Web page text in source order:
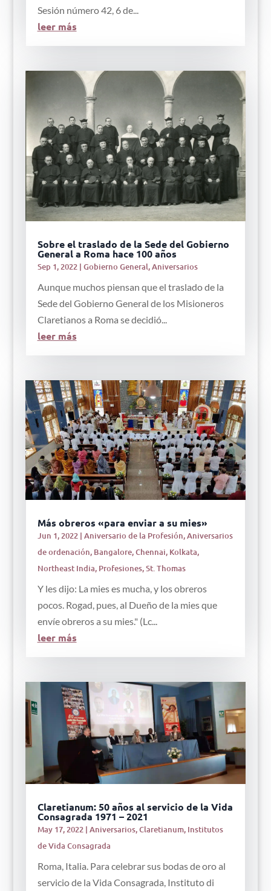
Sesión número 42, 6 de...
leer más
Sobre el traslado de la Sede del Gobierno
General a Roma hace 100 años
Sep 1, 2022| Gobierno General,Aniversarios
Aunque muchos piensan que el traslado de la
Sede del Gobierno General de los Misioneros
Claretianos a Roma se decidió...
leer más
Más obreros «para enviar a su mies»
Jun 1, 2022| Aniversario de la Profesión,Aniversarios
de ordenación, Bangalore,Chennai, Kolkata,
Northeast India, Profesiones,St. Thomas
Y les dijo: La mies es mucha, y los obreros
pocos. Rogad, pues, al Dueño de la mies que
envíe obreros a su mies." (Lc...
leer más
Claretianum: 50 años al servicio de la Vida
Consagrada 1971 – 2021
May 17, 2022| Aniversarios,Claretianum, Institutos
de Vida Consagrada
Roma, Italia. Para celebrar sus bodas de oro al
servicio de la Vida Consagrada, Instituto di